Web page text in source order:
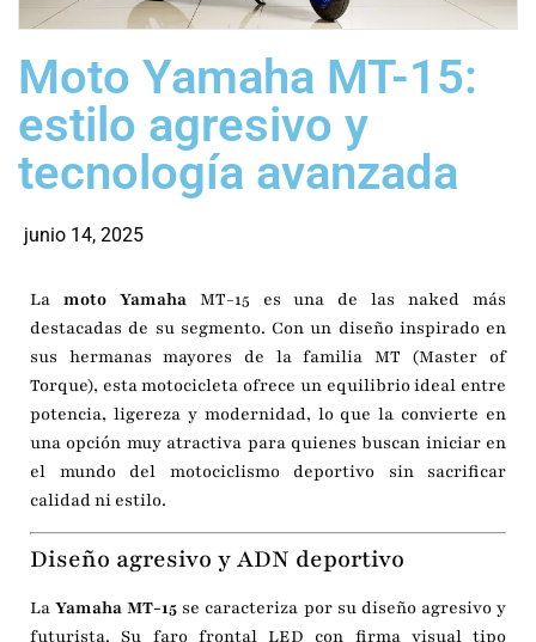
Moto Yamaha MT-15:
estilo agresivo y
tecnología avanzada
junio 14, 2025
La moto YamahaMT-15 es una de las naked más
destacadas de su segmento. Con un diseño inspirado en
sus hermanas mayores de la familia MT (Master of
Torque), esta motocicleta ofrece un equilibrio ideal entre
potencia, ligereza y modernidad, lo que la convierte en
una opción muy atractiva para quienes buscan iniciar en
el mundo del motociclismo deportivo sin sacrificar
calidad ni estilo.
Diseño agresivo y ADN deportivo
LaYamaha MT-15 se caracteriza por su diseño agresivo y
futurista. Su faro frontal LED con firma visual tipo